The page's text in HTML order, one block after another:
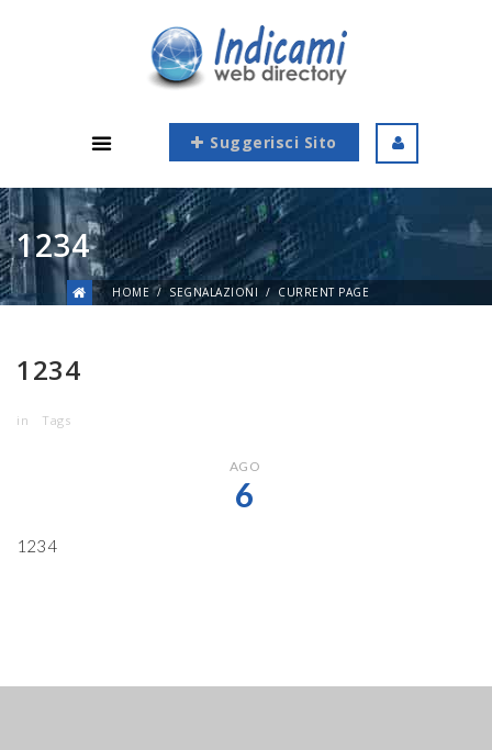
Suggerisci Sito
1234
HOME SEGNALAZIONI CURRENT PAGE
1234
in Tags
AGO
6
1234